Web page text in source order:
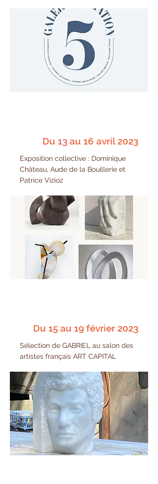
Du 13 au 16 avril 2023
Exposition collective : Dominique
Château, Aude de la Bouillerie et
Patrice Vizioz
Du 15 au 19 février 2023
Sélection de GABRIEL au salon des
artistes français ART CAPITAL